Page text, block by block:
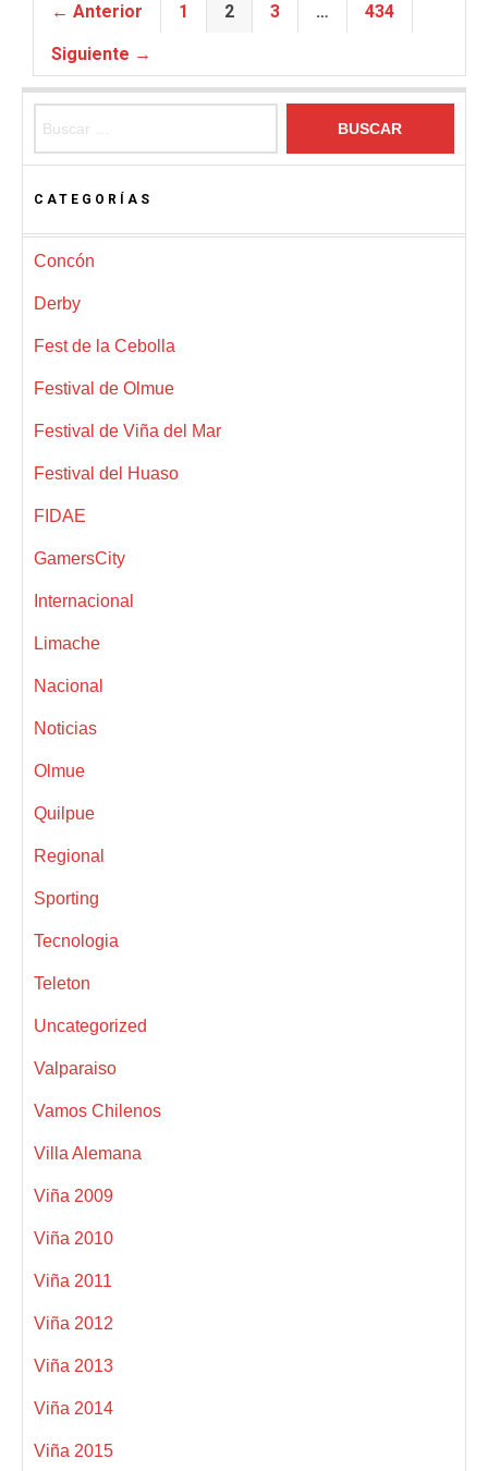
← Anterior 1 2 3 … 434
Siguiente →
CATEGORÍAS
Concón
Derby
Fest de la Cebolla
Festival de Olmue
Festival de Viña del Mar
Festival del Huaso
FIDAE
GamersCity
Internacional
Limache
Nacional
Noticias
Olmue
Quilpue
Regional
Sporting
Tecnologia
Teleton
Uncategorized
Valparaiso
Vamos Chilenos
Villa Alemana
Viña 2009
Viña 2010
Viña 2011
Viña 2012
Viña 2013
Viña 2014
Viña 2015